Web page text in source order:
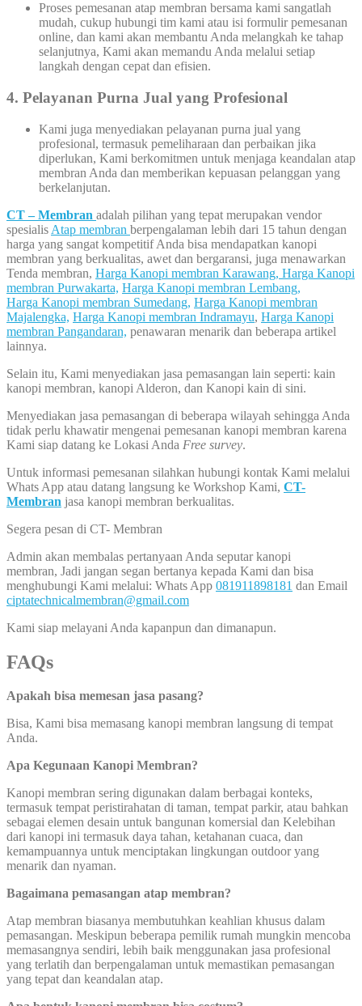
Proses pemesanan atap membran bersama kami sangatlah
mudah, cukup hubungi tim kami atau isi formulir pemesanan
online, dan kami akan membantu Anda melangkah ke tahap
selanjutnya, Kami akan memandu Anda melalui setiap
langkah dengan cepat dan efisien.
4. Pelayanan Purna Jual yang Profesional
Kami juga menyediakan pelayanan purna jual yang
profesional, termasuk pemeliharaan dan perbaikan jika
diperlukan, Kami berkomitmen untuk menjaga keandalan atap
membran Anda dan memberikan kepuasan pelanggan yang
berkelanjutan.
CT – Membran adalah pilihan yang tepat merupakan vendor
spesialis Atap membran berpengalaman lebih dari 15 tahun dengan
harga yang sangat kompetitif Anda bisa mendapatkan kanopi
membran yang berkualitas, awet dan bergaransi, juga menawarkan
Tenda membran, Harga Kanopi membran Karawang, Harga Kanopi
membran Purwakarta, Harga Kanopi membran Lembang,
Harga Kanopi membran Sumedang, Harga Kanopi membran
Majalengka, Harga Kanopi membran Indramayu, Harga Kanopi
membran Pangandaran, penawaran menarik dan beberapa artikel
lainnya.
Selain itu, Kami menyediakan jasa pemasangan lain seperti: kain
kanopi membran, kanopi Alderon, dan Kanopi kain di sini.
Menyediakan jasa pemasangan di beberapa wilayah sehingga Anda
tidak perlu khawatir mengenai pemesanan kanopi membran karena
Kami siap datang ke Lokasi Anda Free survey.
Untuk informasi pemesanan silahkan hubungi kontak Kami melalui
Whats App atau datang langsung ke Workshop Kami, CT-
Membran jasa kanopi membran berkualitas.
Segera pesan di CT- Membran
Admin akan membalas pertanyaan Anda seputar kanopi
membran, Jadi jangan segan bertanya kepada Kami dan bisa
menghubungi Kami melalui: Whats App 081911898181 dan Email
ciptatechnicalmembran@gmail.com
Kami siap melayani Anda kapanpun dan dimanapun.
FAQs
Apakah bisa memesan jasa pasang?
Bisa, Kami bisa memasang kanopi membran langsung di tempat
Anda.
Apa Kegunaan Kanopi Membran?
Kanopi membran sering digunakan dalam berbagai konteks,
termasuk tempat peristirahatan di taman, tempat parkir, atau bahkan
sebagai elemen desain untuk bangunan komersial dan Kelebihan
dari kanopi ini termasuk daya tahan, ketahanan cuaca, dan
kemampuannya untuk menciptakan lingkungan outdoor yang
menarik dan nyaman.
Bagaimana pemasangan atap membran?
Atap membran biasanya membutuhkan keahlian khusus dalam
pemasangan. Meskipun beberapa pemilik rumah mungkin mencoba
memasangnya sendiri, lebih baik menggunakan jasa profesional
yang terlatih dan berpengalaman untuk memastikan pemasangan
yang tepat dan keandalan atap.